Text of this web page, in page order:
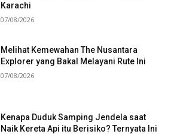
Karachi
07/08/2026
Melihat Kemewahan The Nusantara
Explorer yang Bakal Melayani Rute Ini
07/08/2026
Kenapa Duduk Samping Jendela saat
Naik Kereta Api itu Berisiko? Ternyata Ini